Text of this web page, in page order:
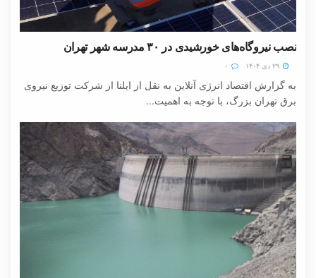
نصب نیروگاه‌های خورشیدی در ۳۰ مدرسه شهر تهران
به گزارش اقتصاد انرژی آنلاین به نقل از ایلنا از شرکت توزیع نیروی
برق تهران بزرگ، با توجه به اهمیت...